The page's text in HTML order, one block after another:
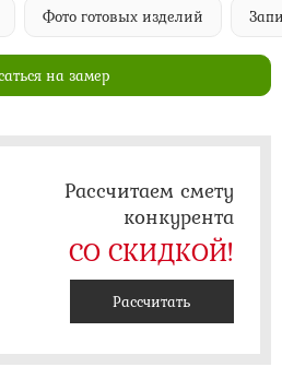
Фото готовых изделий
на замер
Рассчитаем смету
конкурента
СО СКИДКОЙ!
Рассчитать